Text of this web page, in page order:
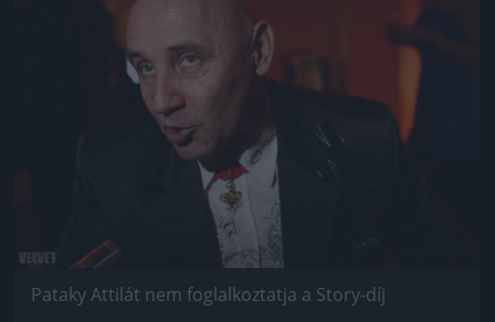
Pataky Attilát nem foglalkoztatja a Story-díj